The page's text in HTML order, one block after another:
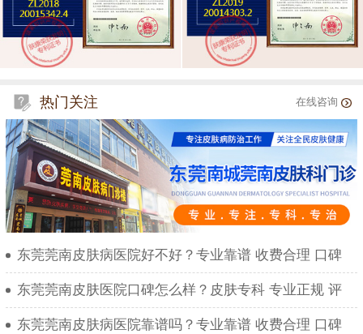
热门关注 在线咨询
东莞莞南皮肤病医院好不好？专业靠谱 收费合理 口碑
东莞莞南皮肤医院口碑怎么样？皮肤专科 专业正规 评
东莞莞南皮肤病医院靠谱吗？专业靠谱 收费合理 口碑